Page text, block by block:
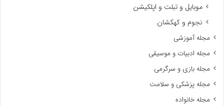
موبایل و تبلت و اپلکیشن
نجوم و کهکشان
مجله آموزشی
مجله ادبیات و موسیقی
مجله بازی و سرگرمی
مجله پزشکی و سلامت
مجله خانواده